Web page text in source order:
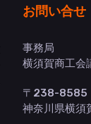
お問い合せ
事務局
横須賀商工会
〒238-8585
神奈川県横須